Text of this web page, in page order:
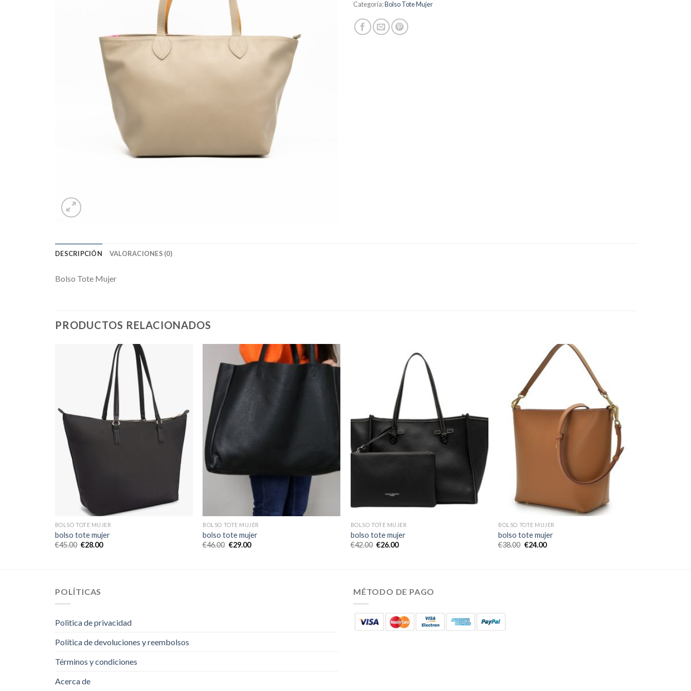
Categoría:Bolso Tote Mujer
DESCRIPCIÓN VALORACIONES (0)
Bolso Tote Mujer
PRODUCTOS RELACIONADOS
BOLSO TOTE MUJER
bolso tote mujer
€45.00 €28.00
BOLSO TOTE MUJER
bolso tote mujer
€46.00 €29.00
BOLSO TOTE MUJER
bolso tote mujer
€42.00 €26.00
BOLSO TOTE MUJER
bolso tote mujer
€38.00 €24.00
POLÍTICAS
Politica de privacidad
Política de devoluciones y reembolsos
Términos y condiciones
Acerca de
MÉTODO DE PAGO